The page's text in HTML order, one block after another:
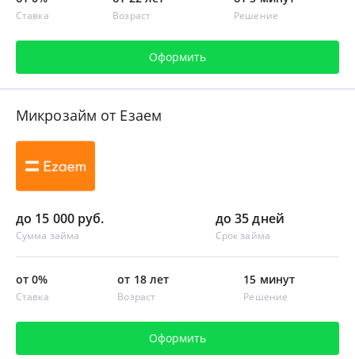
Ставка Возраст Решение
Оформить
Микрозайм от Езаем
до 15 000 руб.
Сумма займа
до 35 дней
Срок займа
от 0%
Ставка
от 18 лет
Возраст
15 минут
Решение
Оформить